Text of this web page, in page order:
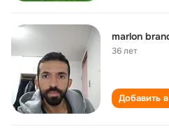
marlon
36 лет
Добавить